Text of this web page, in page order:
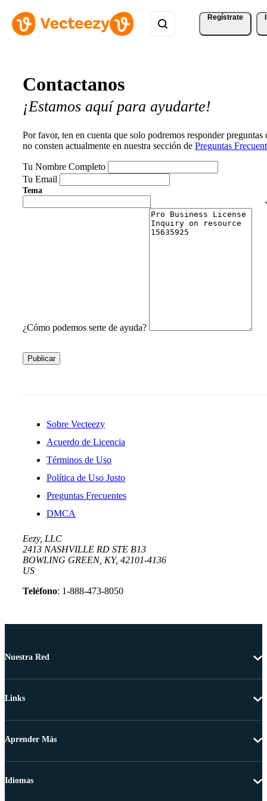
Regístrate
Contactanos
¡Estamos aquí para ayudarte!
Por favor, ten en cuenta que solo podremos responder preguntas
no consten actualmente en nuestra sección de Preguntas
Tu Nombre Completo
Tu Email
Tema
¿Cómo podemos serte de ayuda?
Publicar
Sobre Vecteezy
Acuerdo de Licencia
Términos de Uso
Política de Uso Justo
Preguntas Frecuentes
DMCA
Eezy, LLC
2413 NASHVILLE RD STE B13
BOWLING GREEN, KY, 42101-4136
US
Teléfono: 1-888-473-8050
Nuestra Red
Links
Aprender Más
Idiomas